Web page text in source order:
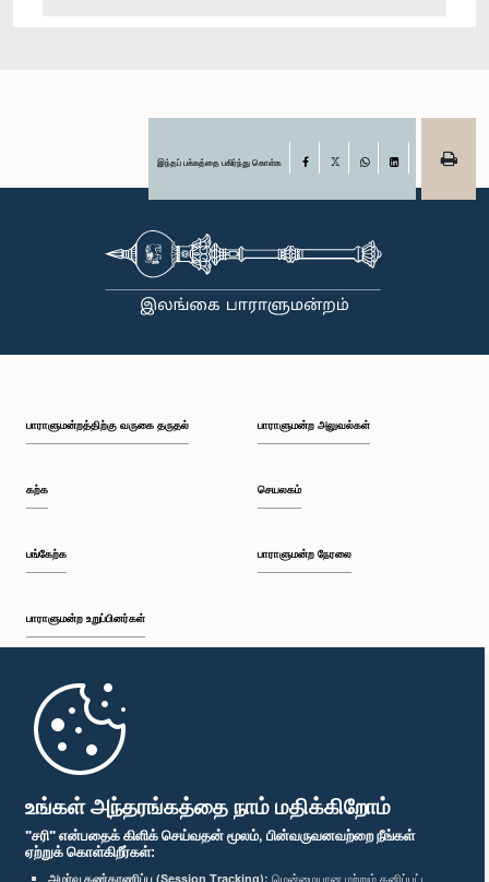
உங்கள் அந்தரங்கத்தை நாம் மதிக்கிறோம்
"சரி" என்பதைக் கிளிக் செய்வதன் மூலம், பின்வருவனவற்றை நீங்கள்
ஏற்றுக் கொள்கிறீர்கள்:
அமர்வு கண்காணிப்பு (Session Tracking): மென்மையான மற்றும் தனிப்பட்ட
இந்தப் பக்கத்தை பகிர்ந்து கொள்க Facebook
பாராளுமன்றத்திற்கு வருகை தருதல்
கற்க
பங்கேற்க
பாராளுமன்ற உறுப்பினர்கள்
முதற்பக்கம்
பாராளுமன்ற அலுவல்கள்
செயலகம்
பாராளுமன்ற நேரலை
பாராளுமன்ற கையடக்க செயலி